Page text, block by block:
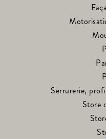
Serrurerie,
Store